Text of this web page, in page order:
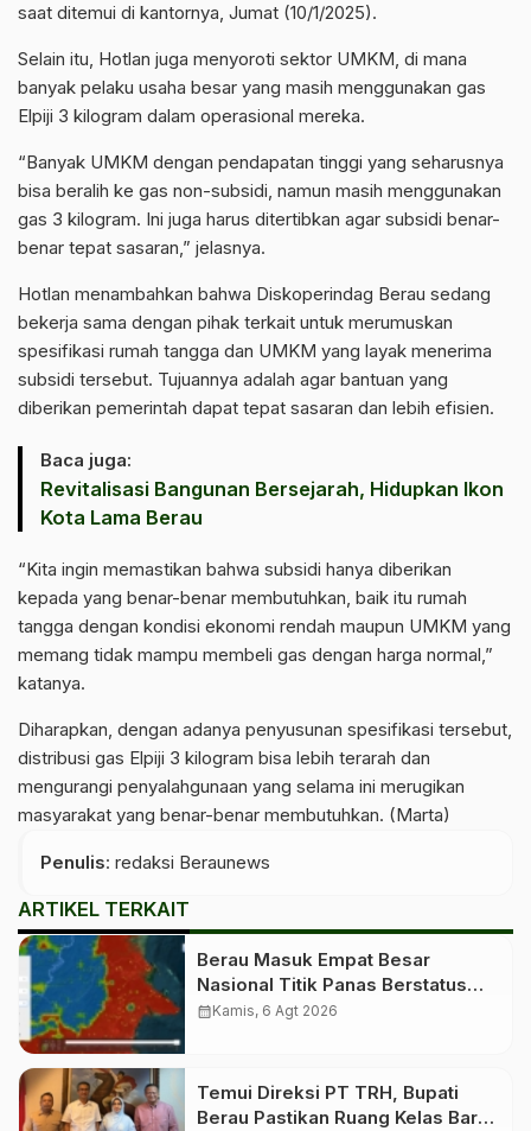
saat ditemui di kantornya, Jumat (10/1/2025).
Selain itu, Hotlan juga menyoroti sektor UMKM, di mana
banyak pelaku usaha besar yang masih menggunakan gas
Elpiji 3 kilogram dalam operasional mereka.
“Banyak UMKM dengan pendapatan tinggi yang seharusnya
bisa beralih ke gas non-subsidi, namun masih menggunakan
gas 3 kilogram. Ini juga harus ditertibkan agar subsidi benar-
benar tepat sasaran,” jelasnya.
Hotlan menambahkan bahwa Diskoperindag Berau sedang
bekerja sama dengan pihak terkait untuk merumuskan
spesifikasi rumah tangga dan UMKM yang layak menerima
subsidi tersebut. Tujuannya adalah agar bantuan yang
diberikan pemerintah dapat tepat sasaran dan lebih efisien.
Baca juga:
Revitalisasi Bangunan Bersejarah, Hidupkan Ikon
Kota Lama Berau
“Kita ingin memastikan bahwa subsidi hanya diberikan
kepada yang benar-benar membutuhkan, baik itu rumah
tangga dengan kondisi ekonomi rendah maupun UMKM yang
memang tidak mampu membeli gas dengan harga normal,”
katanya.
Diharapkan, dengan adanya penyusunan spesifikasi tersebut,
distribusi gas Elpiji 3 kilogram bisa lebih terarah dan
mengurangi penyalahgunaan yang selama ini merugikan
masyarakat yang benar-benar membutuhkan. (Marta)
Penulis: redaksi Beraunews
ARTIKEL TERKAIT
Berau Masuk Empat Besar
Nasional Titik Panas Berstatus
Tinggi, Warga Diminta Tingkatkan
calendar_monthKamis, 6 Agt 2026
Temui Direksi PT TRH, Bupati
Berau Pastikan Ruang Kelas Baru